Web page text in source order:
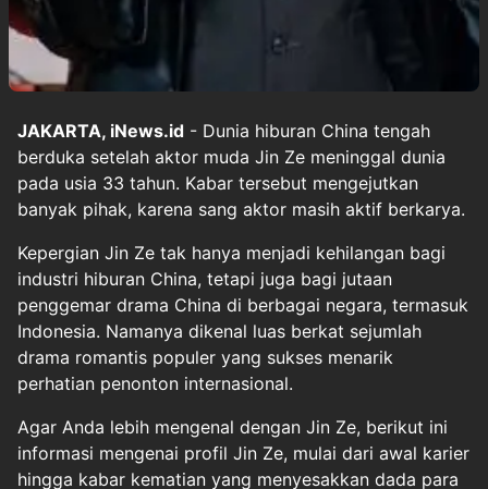
JAKARTA, iNews.id - Dunia hiburan China tengah
berduka setelah aktor muda Jin Ze meninggal dunia
pada usia 33 tahun. Kabar tersebut mengejutkan
banyak pihak, karena sang aktor masih aktif berkarya.
Kepergian Jin Ze tak hanya menjadi kehilangan bagi
industri hiburan China, tetapi juga bagi jutaan
penggemar drama China di berbagai negara, termasuk
Indonesia. Namanya dikenal luas berkat sejumlah
drama romantis populer yang sukses menarik
perhatian penonton internasional.
Agar Anda lebih mengenal dengan Jin Ze, berikut ini
informasi mengenai profil Jin Ze, mulai dari awal karier
hingga kabar kematian yang menyesakkan dada para